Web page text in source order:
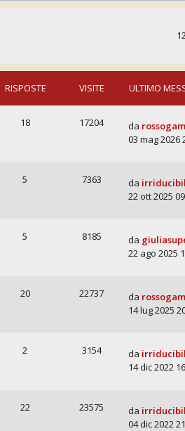
RISPOSTE VISITE ULTIMO
18 17204 da
03 mag 2026
5 7363 da
22 ott 2025
5 8185 da
22 ago 2025
20 22737 da
14 lug 2025
2 3154 da
14 dic 2022
22 23575 da
04 dic 2022